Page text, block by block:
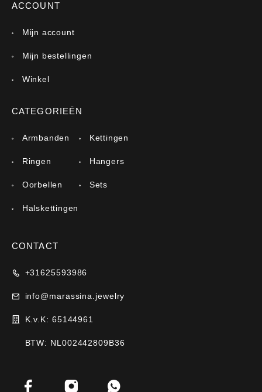
ACCOUNT
Mijn account
Mijn bestellingen
Winkel
CATEGORIEËN
Armbanden
Ringen
Oorbellen
Halskettingen
Kettingen
Hangers
Sets
CONTACT
+31625593986
info@marassina.jewelry
K.v.K: 65144961
BTW: NL002442809B36